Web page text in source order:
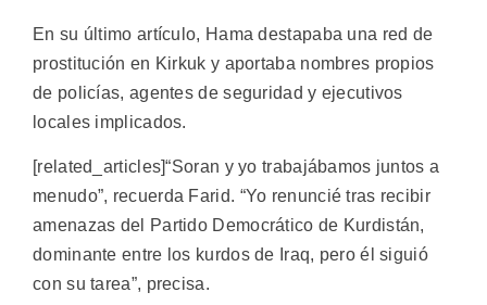
En su último artículo, Hama destapaba una red de
prostitución en Kirkuk y aportaba nombres propios
de policías, agentes de seguridad y ejecutivos
locales implicados.
[related_articles]“Soran y yo trabajábamos juntos a
menudo”, recuerda Farid. “Yo renuncié tras recibir
amenazas del Partido Democrático de Kurdistán,
dominante entre los kurdos de Iraq, pero él siguió
con su tarea”, precisa.